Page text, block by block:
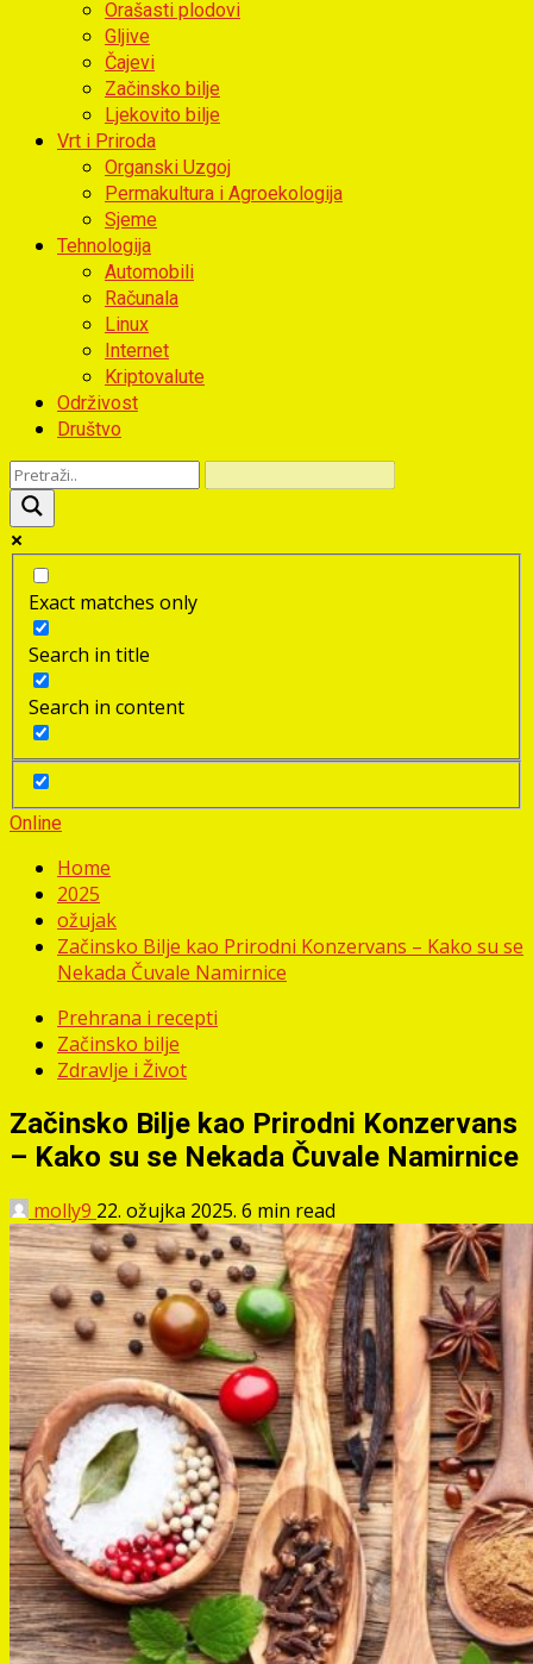
Orašasti plodovi
Gljive
Čajevi
Začinsko bilje
Ljekovito bilje
Vrt i Priroda
Organski Uzgoj
Permakultura i Agroekologija
Sjeme
Tehnologija
Automobili
Računala
Linux
Internet
Kriptovalute
Održivost
Društvo
Exact matches only
Search in title
Search in content
Online
Home
2025
ožujak
Začinsko Bilje kao Prirodni Konzervans – Kako su se
Nekada Čuvale Namirnice
Prehrana i recepti
Začinsko bilje
Zdravlje i Život
Začinsko Bilje kao Prirodni Konzervans
– Kako su se Nekada Čuvale Namirnice
molly9 22. ožujka 2025. 6 min read